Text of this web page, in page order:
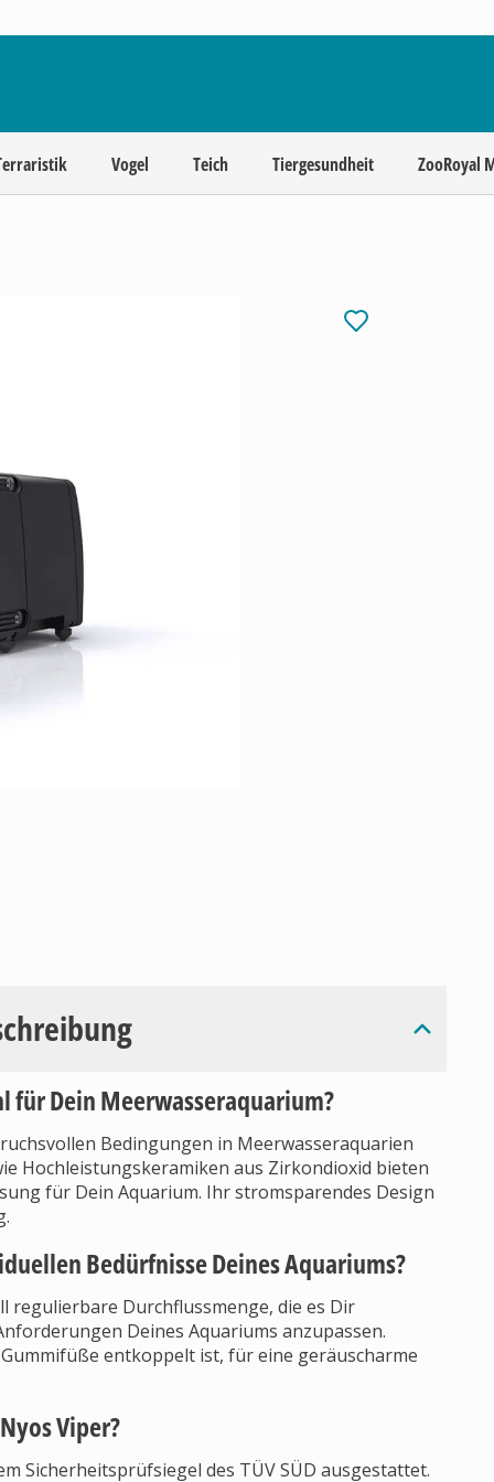
Vogel Teich Tiergesundheit ZooRoyal
für Dein Meerwasseraquarium?
Bedingungen in Meerwasseraquarien
Hochleistungskeramiken aus Zirkondioxid bieten
für Dein Aquarium. Ihr stromsparendes Design
Bedürfnisse Deines Aquariums?
regulierbare Durchflussmenge, die es Dir
Deines Aquariums anzupassen.
entkoppelt ist, für eine geräuscharme
Viper?
Sicherheitsprüfsiegel des TÜV SÜD ausgestattet.